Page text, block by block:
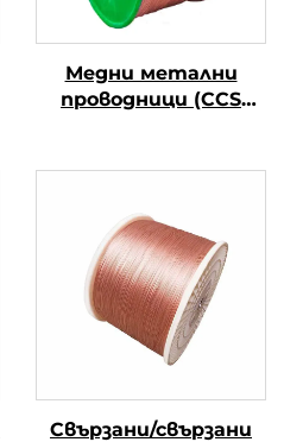
Медни метални
проводници (CCS
Свързани/свързани